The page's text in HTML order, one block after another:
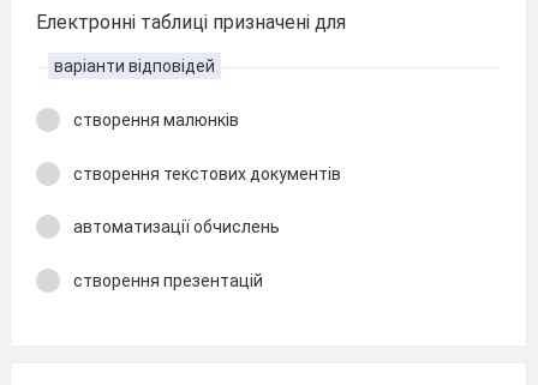
Електронні таблиці призначені для
варіанти відповідей
створення малюнків
створення текстових документів
автоматизації обчислень
створення презентацій